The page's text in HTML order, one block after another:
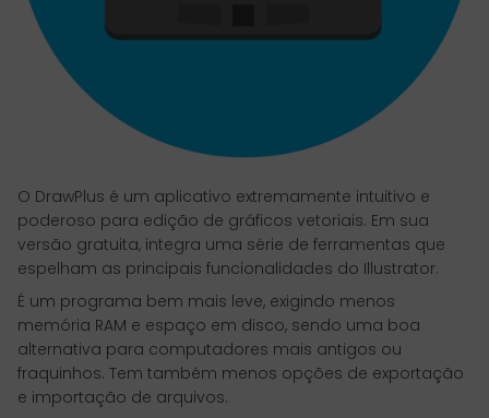
O DrawPlus é um aplicativo extremamente intuitivo e
poderoso para edição de gráficos vetoriais. Em sua
versão gratuita, integra uma série de ferramentas que
espelham as principais funcionalidades do Illustrator.
É um programa bem mais leve, exigindo menos
memória RAM e espaço em disco, sendo uma boa
alternativa para computadores mais antigos ou
fraquinhos. Tem também menos opções de exportação
e importação de arquivos.